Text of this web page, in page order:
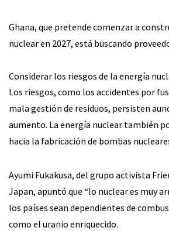
Ghana, que pretende comenzar a
nuclear en 2027, está buscando
Considerar los riesgos de la energía
Los riesgos, como los accidentes por
mala gestión de residuos, persisten
aumento. La energía nuclear también
hacia la fabricación de bombas
Ayumi Fukakusa, del grupo activista
Japan, apuntó que “lo nuclear es muy
los países sean dependientes de
como el uranio enriquecido.